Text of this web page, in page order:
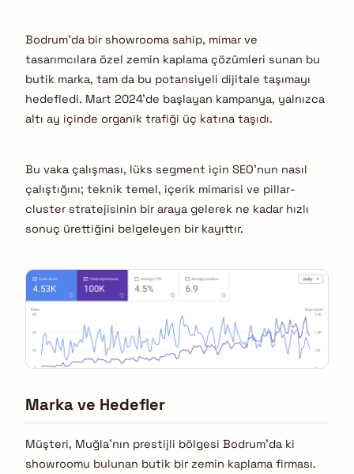
Bodrum’da bir showrooma sahip, mimar ve
tasarımcılara özel zemin kaplama çözümleri sunan bu
butik marka, tam da bu potansiyeli dijitale taşımayı
hedefledi. Mart 2024’de başlayan kampanya, yalnızca
altı ay içinde organik trafiği üç katına taşıdı.
Bu vaka çalışması, lüks segment için SEO’nun nasıl
çalıştığını; teknik temel, içerik mimarisi ve pillar-
cluster stratejisinin bir araya gelerek ne kadar hızlı
sonuç ürettiğini belgeleyen bir kayıttır.
Marka ve Hedefler
Müşteri, Muğla’nın prestijli bölgesi Bodrum’da ki
showroomu bulunan butik bir zemin kaplama firması.